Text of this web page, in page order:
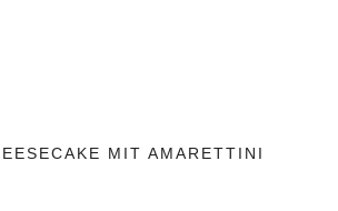
MIT AMARETTINI